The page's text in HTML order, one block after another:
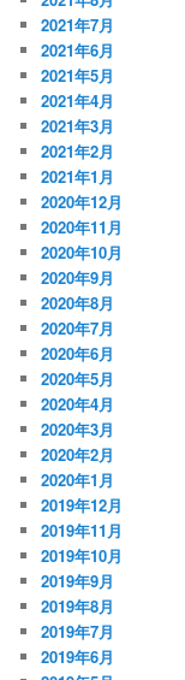
2021年7月
2021年6月
2021年5月
2021年4月
2021年3月
2021年2月
2021年1月
2020年12月
2020年11月
2020年10月
2020年9月
2020年8月
2020年7月
2020年6月
2020年5月
2020年4月
2020年3月
2020年2月
2020年1月
2019年12月
2019年11月
2019年10月
2019年9月
2019年8月
2019年7月
2019年6月